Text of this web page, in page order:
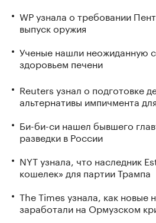
WP узнала о требовании
выпуск оружия
Ученые нашли неожиданную
здоровьем печени
Reuters узнал о подготовке
альтернативы импичмента
Би-би-си нашел бывшего
разведки в России
NYT узнала, что наследник
кошелек» для партии Трампа
The Times узнала, как новые
заработали на Ормузском